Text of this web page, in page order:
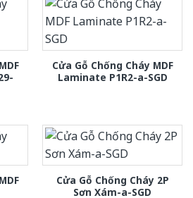
Cửa Gỗ Chống Cháy MDF
Laminate P1R2-a-SGD
Cửa Gỗ Chống Cháy 2P
Sơn Xám-a-SGD